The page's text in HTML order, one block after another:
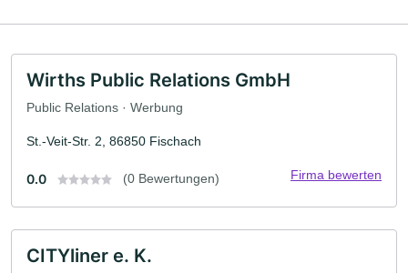
Wirths Public Relations GmbH
Public Relations · Werbung
St.-Veit-Str. 2, 86850 Fischach
0.0 (0 Bewertungen) Firma bewerten
CITYliner e. K.